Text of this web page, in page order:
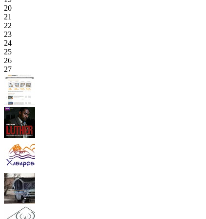
20
21
22
23
24
25
26
27